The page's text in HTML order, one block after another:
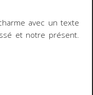
avec un texte
et notre présent.